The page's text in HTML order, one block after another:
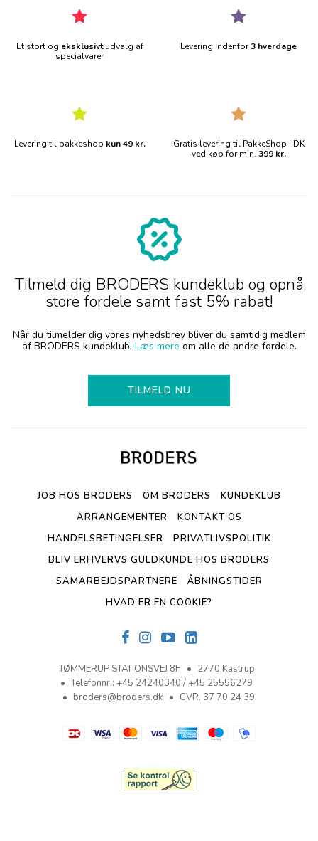
Et stort og eksklusivtudvalg af
specialvarer
Levering indenfor3 hverdage
Levering til pakkeshop kun 49 kr.
Gratis levering til PakkeShop i DK
ved køb for min. 399 kr.
Tilmeld dig BRODERS kundeklub og opnå
store fordele samt fast 5% rabat!
Når du tilmelder dig vores nyhedsbrev bliver du samtidig medlem
af BRODERS kundeklub. Læs mere om alle de andre fordele.
TILMELD NU
JOB HOS BRODERS OM BRODERS
KUNDEKLUB
ARRANGEMENTER
KONTAKT OS
HANDELSBETINGELSER
PRIVATLIVSPOLITIK
BLIV ERHVERVS GULDKUNDE HOS BRODERS
SAMARBEJDSPARTNERE
ÅBNINGSTIDER
HVAD ER EN COOKIE?
TØMMERUP STATIONSVEJ 8F
2770 Kastrup
Telefonnr.: +45 24240340 / +45 25556279
broders@broders.dk
CVR. 37 70 24 39